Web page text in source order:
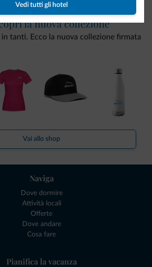
Vedi tutti gli hotel
la nuova collezione
tanti. Ecco la nuova collezione firmata
Vai allo shop
Naviga
Dove dormire
Attività locali
Offerte
Dove andare
Cosa fare
Pianifica la vacanza